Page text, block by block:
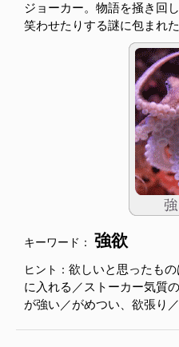
ジョーカー。物語を掻き回
笑わせたりする謎に包まれ
キーワード： 強欲
ヒント： 欲しいと思ったも
に入れる／ストーカー気質
が強い／がめつい、欲張り